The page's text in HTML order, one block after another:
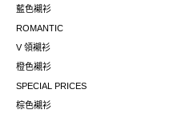
藍色襯衫
ROMANTIC
V 領襯衫
橙色襯衫
SPECIAL PRICES
棕色襯衫